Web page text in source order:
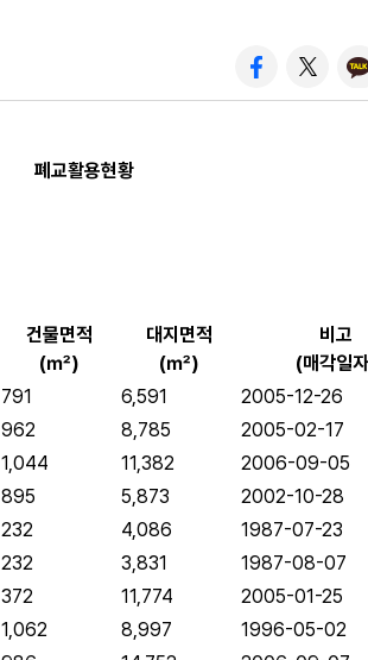
폐교활용현황
건물면적
(㎡)
대지면적
(㎡)
비고
(매각일
791 6,591
2005-12-26
962 8,785
2005-02-17
1,044 11,382
2006-09-05
895 5,873
2002-10-28
232 4,086
1987-07-23
232 3,831
1987-08-07
372 11,774
2005-01-25
1,062 8,997
1996-05-02